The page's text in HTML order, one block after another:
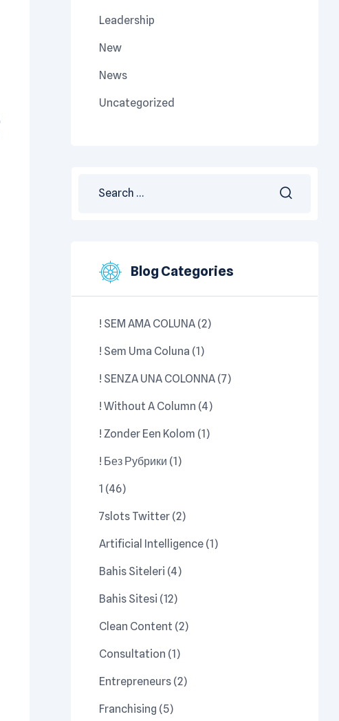
Leadership
New
News
Uncategorized
Blog Categories
! SEM AMA COLUNA (2)
! Sem Uma Coluna (1)
! SENZA UNA COLONNA (7)
! Without A Column (4)
! Zonder Een Kolom (1)
! Без Рубрики (1)
1 (46)
7slots Twitter (2)
Artificial Intelligence (1)
Bahis Siteleri (4)
Bahis Sitesi (12)
Clean Content (2)
Consultation (1)
Entrepreneurs (2)
Franchising (5)